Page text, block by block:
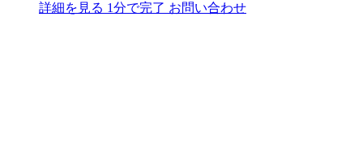
詳細を見る 1分で完了 お問い合わせ